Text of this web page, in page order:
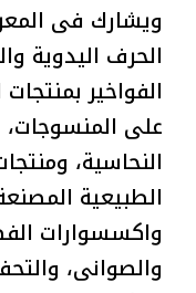
ويشارك فى
الحرف اليدوية
الفواخير
على المنسوجات،
النحاسية،
الطبيعية
واكسسوارات
والصوانى،